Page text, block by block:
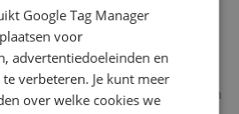
als ZZP chauffeur?
afhankelijk van ervaring en
Google Tag Manager
voor
advertentiedoeleinden en
verbeteren. Je kunt meer
over welke cookies we